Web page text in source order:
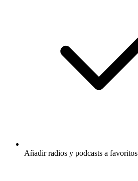
Añadir radios y podcasts a favoritos